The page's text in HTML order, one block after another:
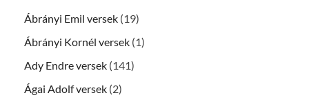
Ábrányi Emil versek (19)
Ábrányi Kornél versek (1)
Ady Endre versek (141)
Ágai Adolf versek (2)